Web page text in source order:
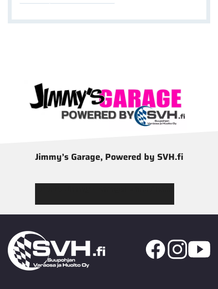
Jimmy’s Garage, Powered by SVH.fi